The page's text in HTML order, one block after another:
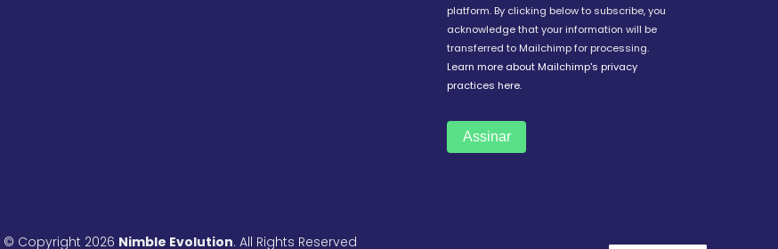
platform. By clicking below to subscribe, you
acknowledge that your information will be
transferred to Mailchimp for processing.
Learn more about Mailchimp's privacy
practices here.
© Copyright 2026 Nimble Evolution. All Rights Reserved